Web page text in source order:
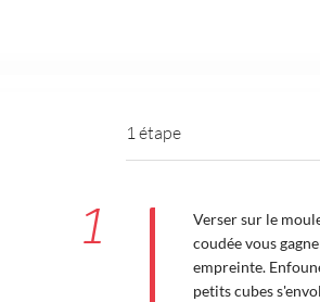
1 étape
1
Verser sur le
coudée vous
empreinte.
petits cubes